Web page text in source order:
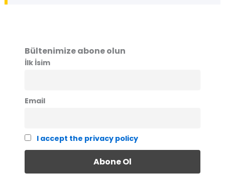
Bültenimize abone olun
İlk İsim
Email
I accept the privacy policy